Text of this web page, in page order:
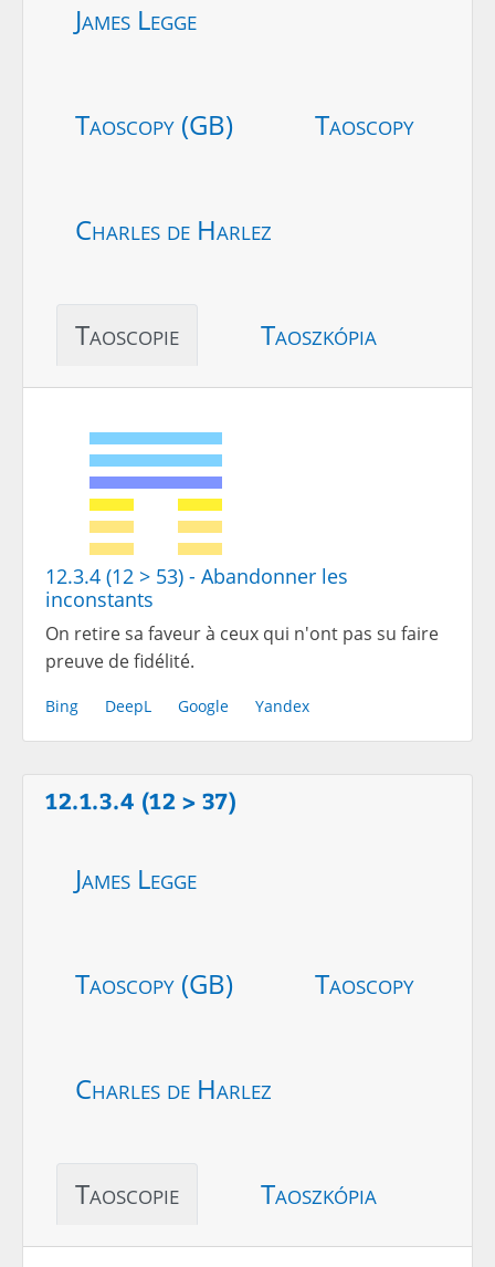
James Legge
Taoscopy (GB) Taoscopy
Charles de Harlez
Taoscopie Taoszkópia
12.3.4 (12 > 53) - Abandonner les
inconstants
On retire sa faveur à ceux qui n'ont pas su faire
preuve de fidélité.
Bing DeepL Google Yandex
12.1.3.4 (12 > 37)
James Legge
Taoscopy (GB) Taoscopy
Charles de Harlez
Taoscopie Taoszkópia